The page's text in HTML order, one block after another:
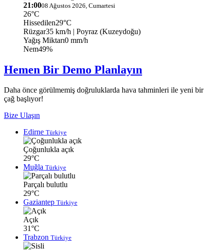
21:0008 Ağustos 2026, Cumartesi
26°C
Hissedilen29°C
Rüzgar35 km/h | Poyraz (Kuzeydoğu)
Yağış Miktarı0 mm/h
Nem49%
Hemen Bir Demo Planlayın
Daha önce görülmemiş doğruluklarda hava tahminleri ile yeni bir
çağ başlıyor!
Bize Ulaşın
Edirne Türkiye
Çoğunlukla açık
29°C
Muğla Türkiye
Parçalı bulutlu
29°C
Gaziantep Türkiye
Açık
31°C
Trabzon Türkiye